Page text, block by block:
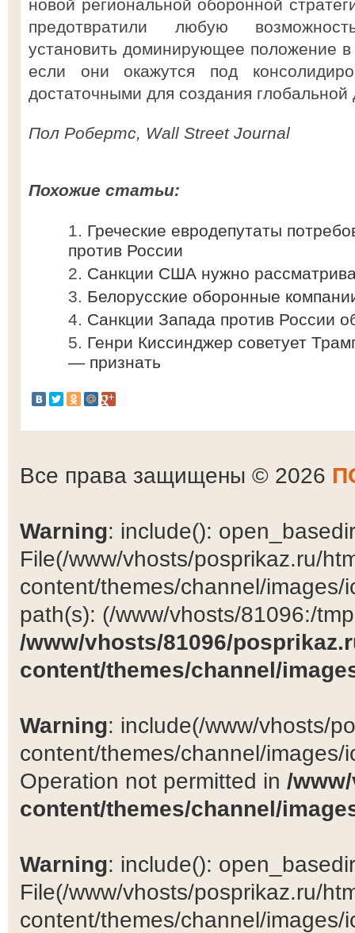
новой региональной оборонной
предотвратили любую
установить доминирующее положение в
если они окажутся под
достаточными для создания
Пол Робертс, Wall Street Journal
Похожие статьи:
Греческие евродепутаты
против России
Санкции США нужно
Белорусские оборонные
Санкции Запада против России
Генри Киссинджер советует
— признать
Все права защищены © 2026
Warning: include():
File(/www/vhosts/posprikaz.ru/
content/themes/channel/
path(s): (/www/vhosts/81096:/
/www/vhosts/81096/
content/themes/channel/
Warning: include(/www/vhosts/
content/themes/channel/
Operation not permitted in /
content/themes/channel/
Warning: include():
File(/www/vhosts/posprikaz.ru/
content/themes/channel/